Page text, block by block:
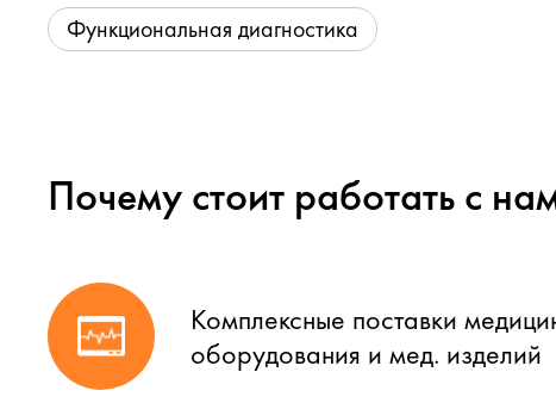
Функциональная диагностика
Почему стоит работать с
Комплексные поставки
оборудования и мед. изделий